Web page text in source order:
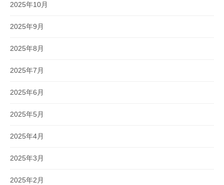
2025年10月
2025年9月
2025年8月
2025年7月
2025年6月
2025年5月
2025年4月
2025年3月
2025年2月